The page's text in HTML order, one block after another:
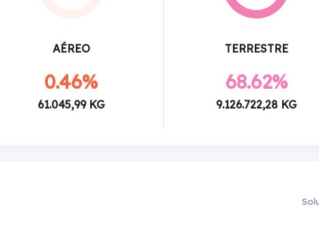
AÉREO
0.46%
61.045,99 KG
TERRESTRE
68.62%
9.126.722,28 KG